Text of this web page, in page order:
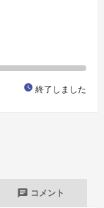
watch_later 終了しました
chat コメント